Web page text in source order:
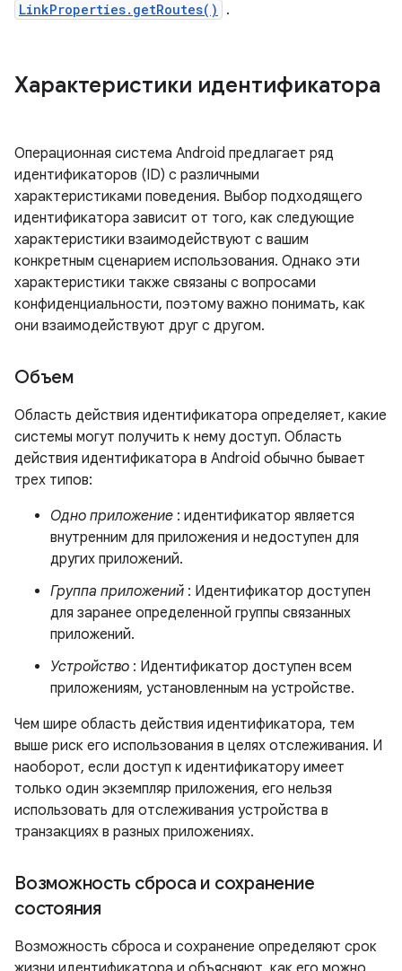
LinkProperties.getRoutes() .
Характеристики идентификатора
Операционная система Android предлагает ряд
идентификаторов (ID) с различными
характеристиками поведения. Выбор подходящего
идентификатора зависит от того, как следующие
характеристики взаимодействуют с вашим
конкретным сценарием использования. Однако эти
характеристики также связаны с вопросами
конфиденциальности, поэтому важно понимать, как
они взаимодействуют друг с другом.
Объем
Область действия идентификатора определяет, какие
системы могут получить к нему доступ. Область
действия идентификатора в Android обычно бывает
трех типов:
Одно приложение : идентификатор является
внутренним для приложения и недоступен для
других приложений.
Группа приложений : Идентификатор доступен
для заранее определенной группы связанных
приложений.
Устройство : Идентификатор доступен всем
приложениям, установленным на устройстве.
Чем шире область действия идентификатора, тем
выше риск его использования в целях отслеживания. И
наоборот, если доступ к идентификатору имеет
только один экземпляр приложения, его нельзя
использовать для отслеживания устройства в
транзакциях в разных приложениях.
Возможность сброса и сохранение
состояния
Возможность сброса и сохранение определяют срок